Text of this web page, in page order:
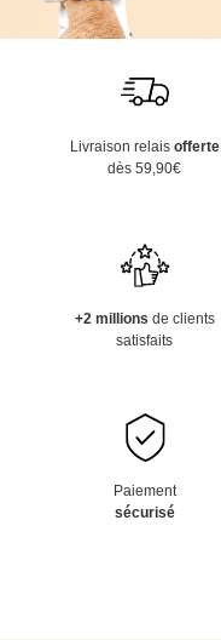
Livraison relais offerte
dès 59,90€
+2 millions de clients
satisfaits
Paiement
sécurisé